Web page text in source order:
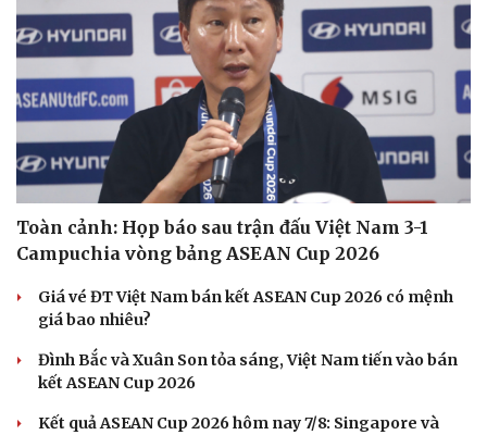
Cải chính
Toàn cảnh: Họp báo sau trận đấu Việt Nam 3-1
Campuchia vòng bảng ASEAN Cup 2026
Giá vé ĐT Việt Nam bán kết ASEAN Cup 2026 có mệnh
giá bao nhiêu?
Đình Bắc và Xuân Son tỏa sáng, Việt Nam tiến vào bán
kết ASEAN Cup 2026
Kết quả ASEAN Cup 2026 hôm nay 7/8: Singapore và